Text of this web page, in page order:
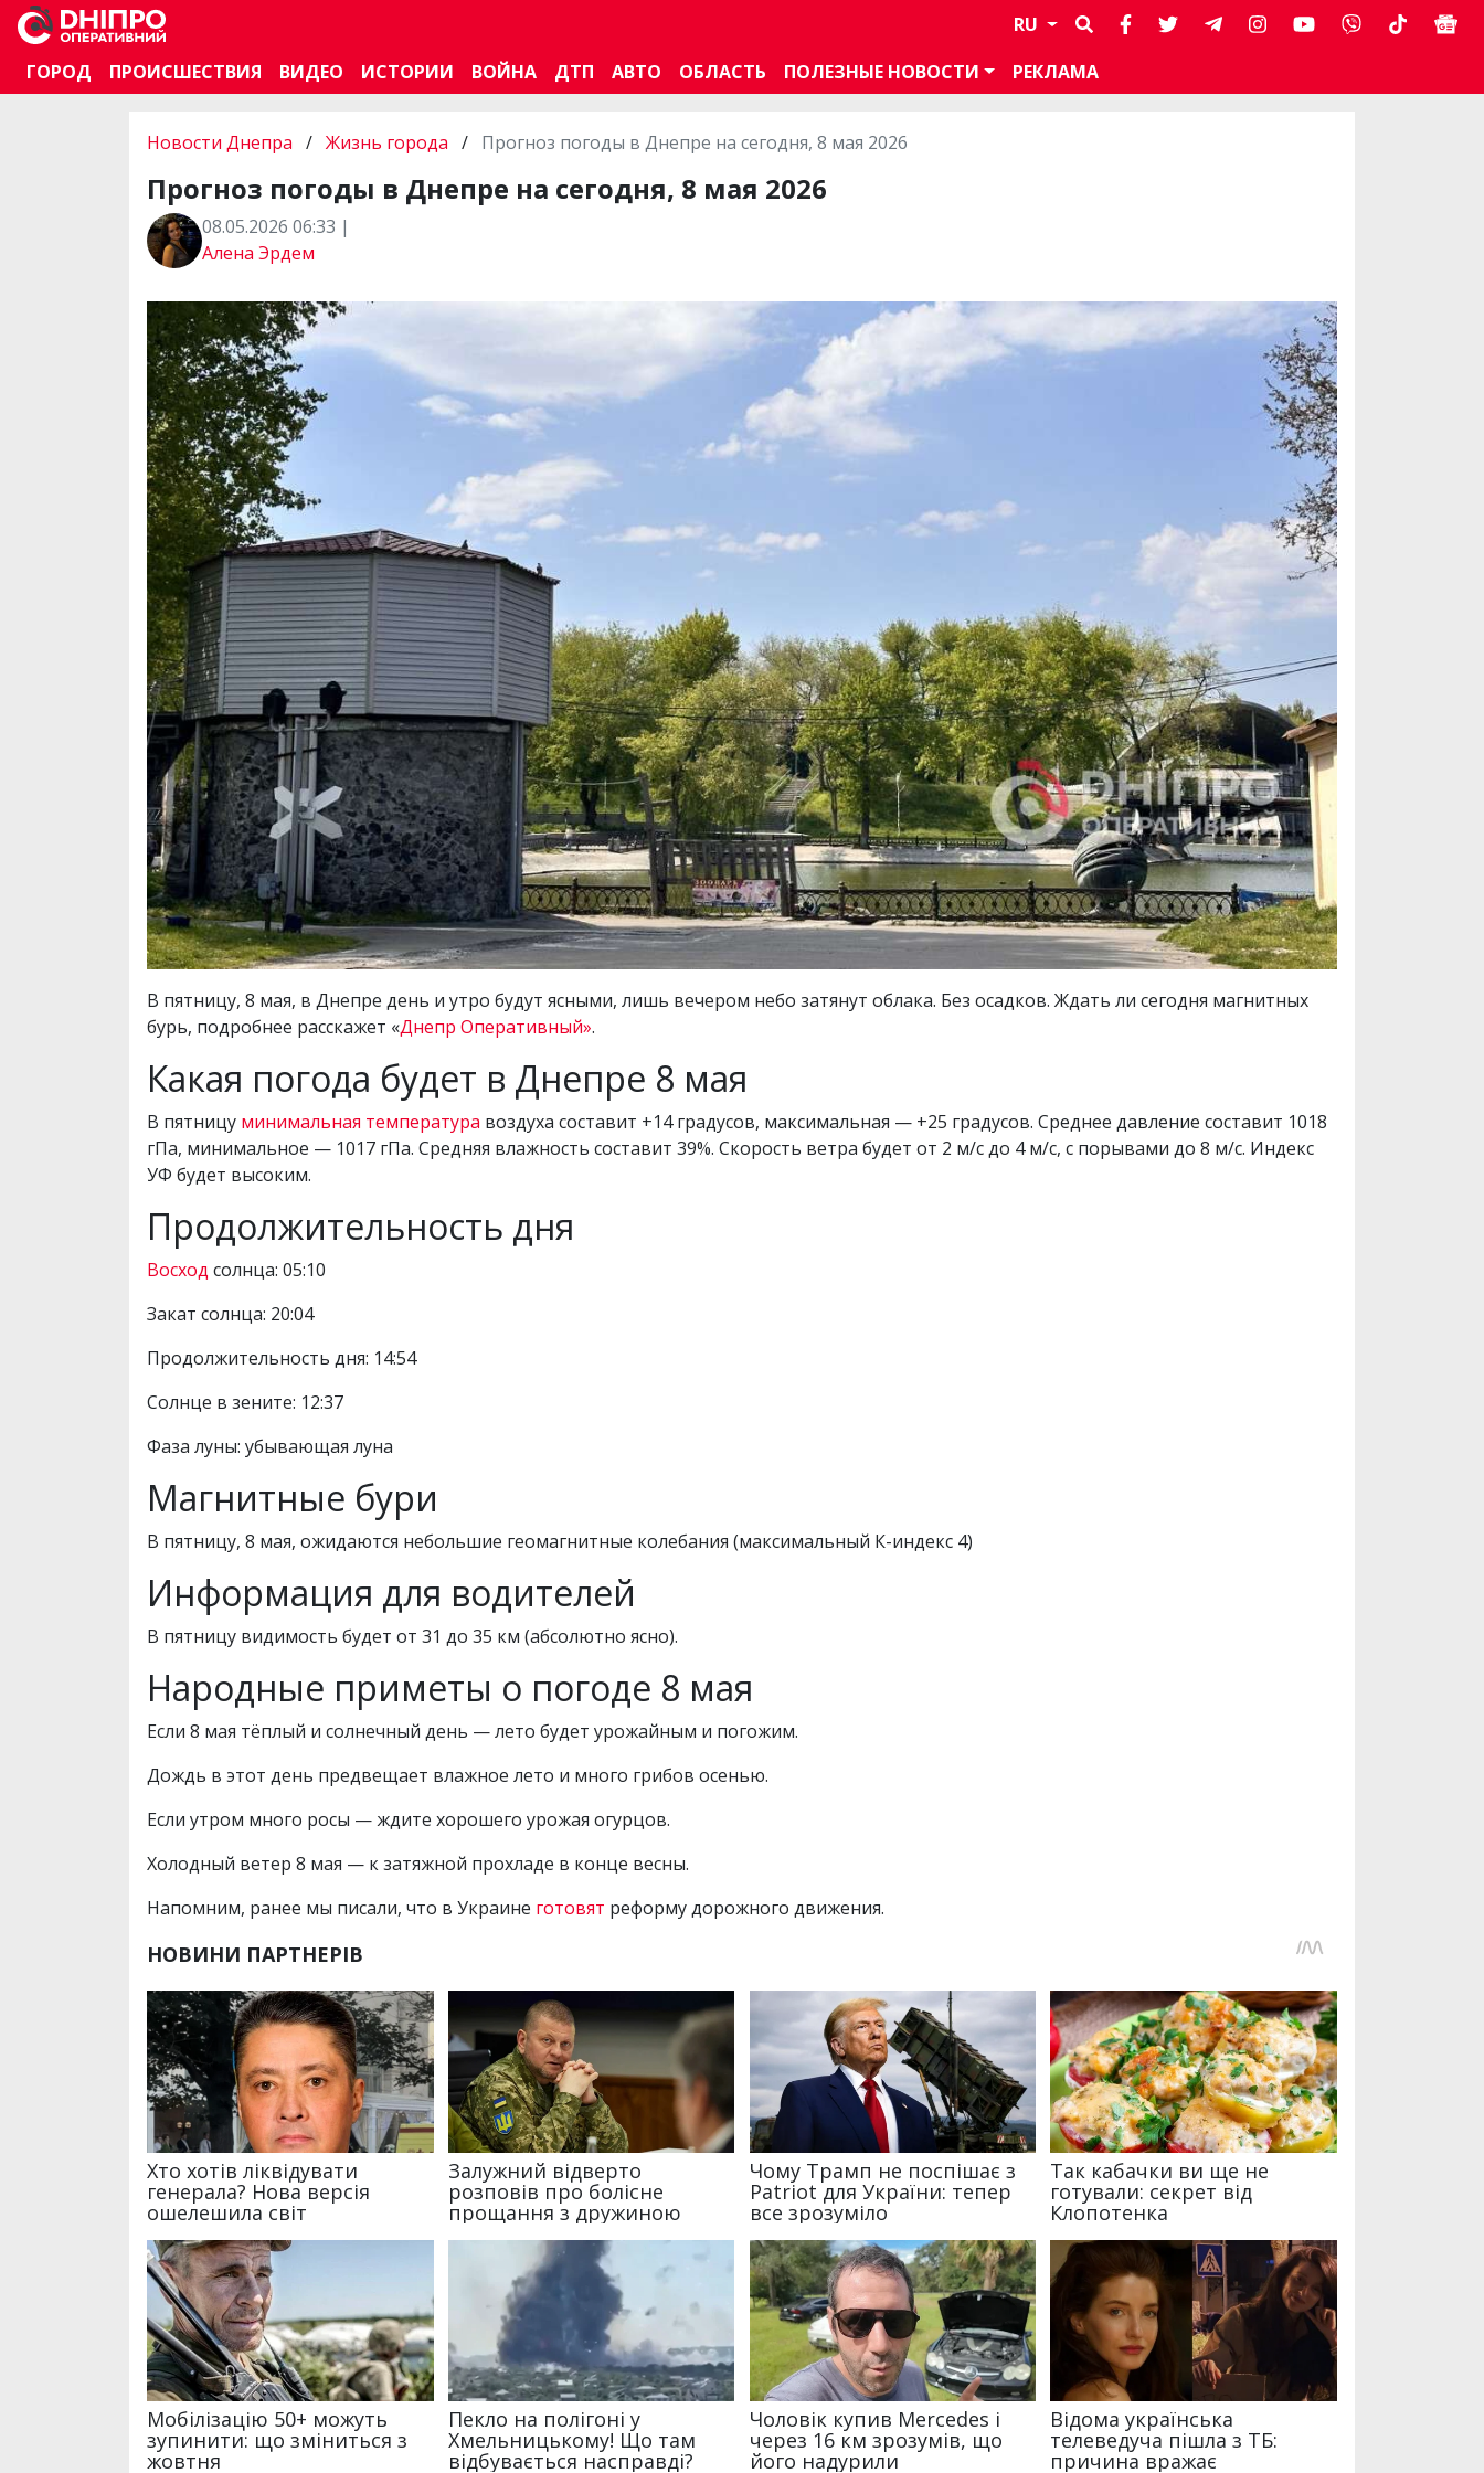
RU
ГОРОД
ПРОИСШЕСТВИЯ ВИДЕО ИСТОРИИ ВОЙНА ДТП АВТО ОБЛАСТЬ ПОЛЕЗНЫЕ НОВОСТИ РЕКЛАМА
Новости Днепра / Жизнь города / Прогноз погоды в Днепре на сегодня, 8 мая 2026
Прогноз погоды в Днепре на сегодня, 8 мая 2026
08.05.2026 06:33 |
Алена Эрдем
В пятницу, 8 мая, в Днепре день и утро будут ясными, лишь вечером небо затянут облака. Без осадков. Ждать ли сегодня магнитных
бурь, подробнее расскажет «Днепр Оперативный».
Какая погода будет в Днепре 8 мая
В пятницу минимальная температура воздуха составит +14 градусов, максимальная — +25 градусов. Среднее давление составит 1018
гПа, минимальное — 1017 гПа. Средняя влажность составит 39%. Скорость ветра будет от 2 м/с до 4 м/с, с порывами до 8 м/с. Индекс
УФ будет высоким.
Продолжительность дня
Восход солнца: 05:10
Закат солнца: 20:04
Продолжительность дня: 14:54
Солнце в зените: 12:37
Фаза луны: убывающая луна
Магнитные бури
В пятницу, 8 мая, ожидаются небольшие геомагнитные колебания (максимальный К-индекс 4)
Информация для водителей
В пятницу видимость будет от 31 до 35 км (абсолютно ясно).
Народные приметы о погоде 8 мая
Если 8 мая тёплый и солнечный день — лето будет урожайным и погожим.
Дождь в этот день предвещает влажное лето и много грибов осенью.
Если утром много росы — ждите хорошего урожая огурцов.
Холодный ветер 8 мая — к затяжной прохладе в конце весны.
Напомним, ранее мы писали, что в Украине готовят реформу дорожного движения.